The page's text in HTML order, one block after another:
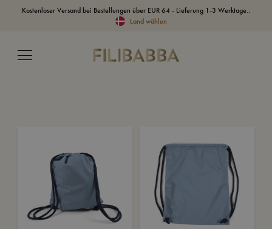
Kostenloser Versand bei Bestellungen über EUR 64 - Lieferung 1-3 Werktage..
Land wählen